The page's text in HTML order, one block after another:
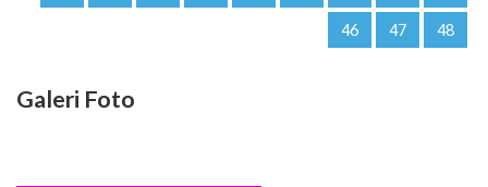
46 47 48
Galeri Foto